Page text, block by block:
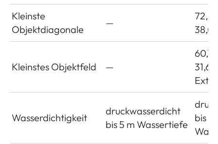
Kleinste
Objektdiagonale
—
72,2
38,0
Kleinstes Objektfeld —
60,1
31,6
Ext.)
Wasserdichtigkeit
druckwasserdicht
bis 5 m Wassertiefe
bis 5